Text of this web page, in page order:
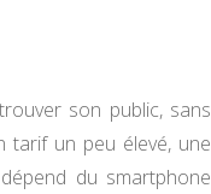
son public, sans
un peu élevé, une
du smartphone